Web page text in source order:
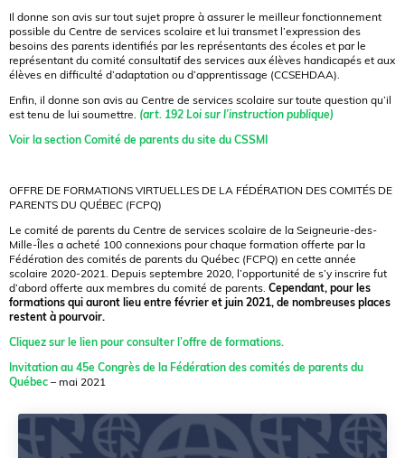
Il donne son avis sur tout sujet propre à assurer le meilleur fonctionnement
possible du Centre de services scolaire et lui transmet l’expression des
besoins des parents identifiés par les représentants des écoles et par le
représentant du comité consultatif des services aux élèves handicapés et aux
élèves en difficulté d’adaptation ou d’apprentissage (CCSEHDAA).
Enfin, il donne son avis au Centre de services scolaire sur toute question qu’il
est tenu de lui soumettre. (art. 192 Loi sur l’instruction publique)
Voir la section Comité de parents du site du CSSMI
OFFRE DE FORMATIONS VIRTUELLES DE LA FÉDÉRATION DES COMITÉS DE
PARENTS DU QUÉBEC (FCPQ)
Le comité de parents du Centre de services scolaire de la Seigneurie-des-
Mille-Îles a acheté 100 connexions pour chaque formation offerte par la
Fédération des comités de parents du Québec (FCPQ) en cette année
scolaire 2020-2021. Depuis septembre 2020, l’opportunité de s’y inscrire fut
d’abord offerte aux membres du comité de parents. Cependant, pour les
formations qui auront lieu entre février et juin 2021, de nombreuses places
restent à pourvoir.
Cliquez sur le lien pour consulter l’offre de formations.
Invitation au 45e Congrès de la Fédération des comités de parents du
Québec – mai 2021